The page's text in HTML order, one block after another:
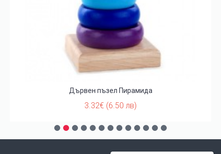
Дървен пъзел Пирамида
3.32€ (6.50 лв)